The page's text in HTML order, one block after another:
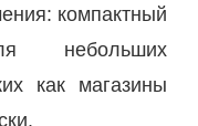
компактный
небольших
как магазины